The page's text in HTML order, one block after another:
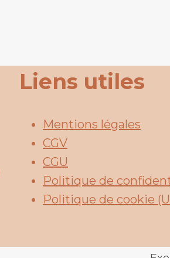
Liens utiles
Mentions légales
CGV
CGU
Politique de
Politique de cookie